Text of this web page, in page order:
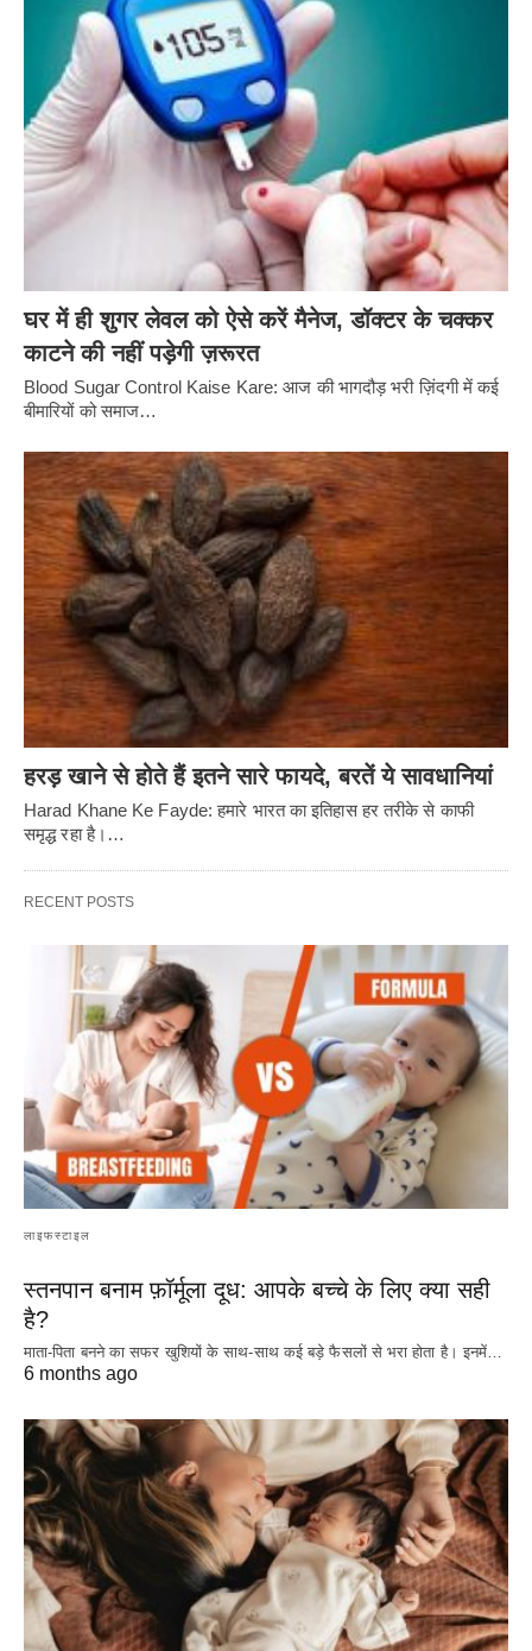
घर में ही शुगर लेवल को ऐसे करें मैनेज, डॉक्टर के चक्कर
काटने की नहीं पड़ेगी ज़रूरत
Blood Sugar Control Kaise Kare: आज की भागदौड़ भरी ज़िंदगी में कई
बीमारियों को समाज…
हरड़ खाने से होते हैं इतने सारे फायदे, बरतें ये सावधानियां
Harad Khane Ke Fayde: हमारे भारत का इतिहास हर तरीके से काफी
समृद्ध रहा है।…
RECENT POSTS
लाइफस्टाइल
स्तनपान बनाम फ़ॉर्मूला दूध: आपके बच्चे के लिए क्या सही
है?
माता-पिता बनने का सफर खुशियों के साथ-साथ कई बड़े फैसलों से भरा होता है। इनमें…
6 months ago